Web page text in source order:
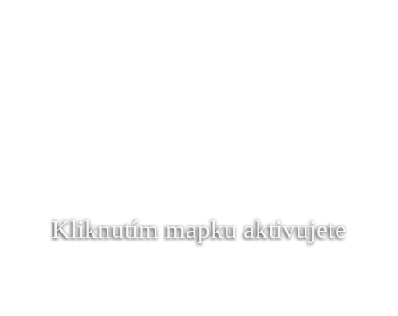
Kliknutím mapku aktivujete